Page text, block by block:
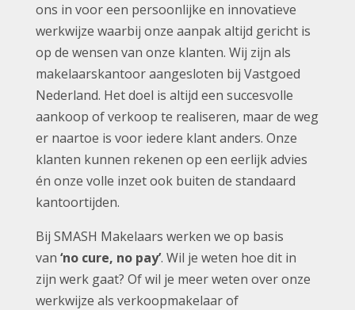
ons in voor een persoonlijke en innovatieve
werkwijze waarbij onze aanpak altijd gericht is
op de wensen van onze klanten. Wij zijn als
makelaarskantoor aangesloten bij Vastgoed
Nederland. Het doel is altijd een succesvolle
aankoop of verkoop te realiseren, maar de weg
er naartoe is voor iedere klant anders. Onze
klanten kunnen rekenen op een eerlijk advies
én onze volle inzet ook buiten de standaard
kantoortijden.
Bij SMASH Makelaars werken we op basis
van ‘no cure, no pay’. Wil je weten hoe dit in
zijn werk gaat? Of wil je meer weten over onze
werkwijze als verkoopmakelaar of